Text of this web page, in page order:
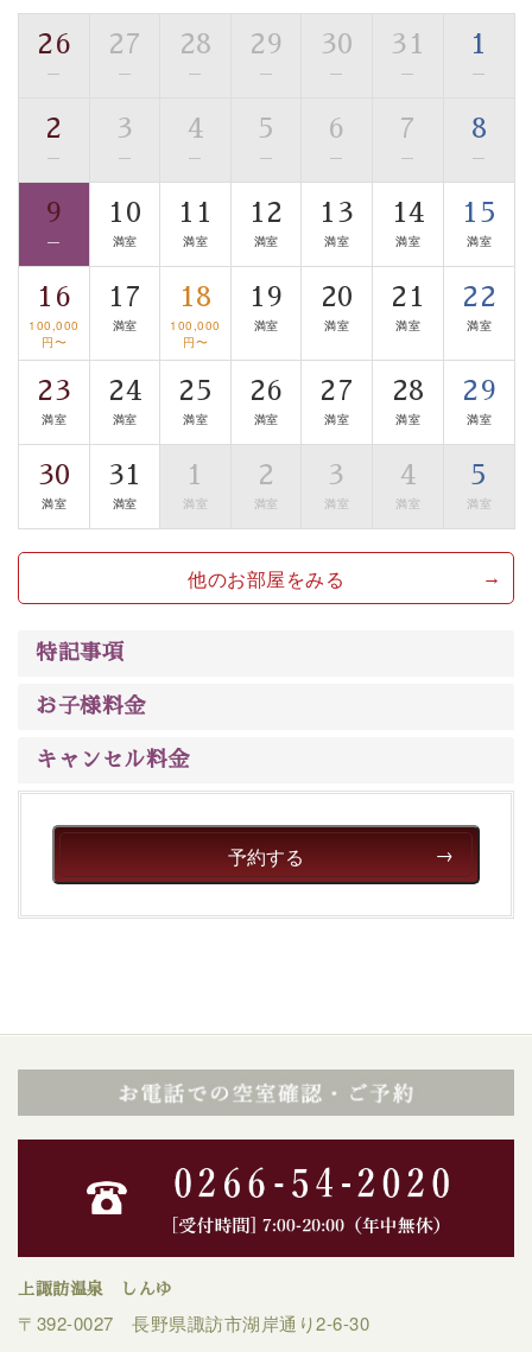
■諏訪大社4社を巡る無料参拝バス
豊富な知識を持ったドライバー兼ガイドが諏訪大社をご
案内します。
事前ご予約制ですので、ご利用ご希望の方
※交通規制などにより運行できない日がございます
以上がプラン内容です。
で心癒されます。
清らかな源泉、諏訪湖に包まれるお部屋、 大人のたしな
みを感じていただける、美しく癒される宿で贅沢に幸せ
のときを安心してお過ごしください。
26
—
27
—
28
—
29
—
30
—
31
—
1
—
2
—
3
—
4
—
5
—
6
—
7
—
8
—
9
—
10
満室
11
満室
12
満室
13
満室
14
満室
15
満室
16
100,000
円〜
17
満室
18
100,000
円〜
19
満室
20
満室
21
満室
22
満室
23
満室
24
満室
25
満室
26
満室
27
満室
28
満室
29
満室
30
満室
31
満室
1
満室
2
満室
3
満室
4
満室
5
満室
他のお部屋をみる
特記事項
お子様料金
キャンセル料金
予約する
上諏訪温泉 しんゆ
〒392-0027 長野県諏訪市湖岸通り2-6-30